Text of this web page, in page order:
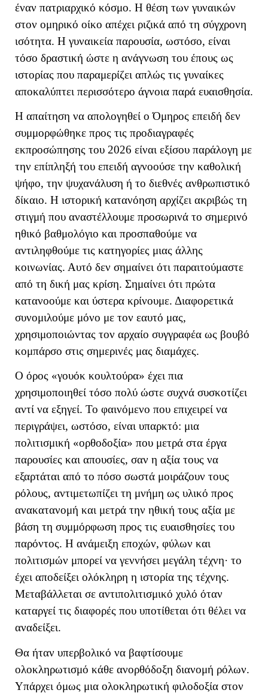
έναν πατριαρχικό κόσμο. Η θέση των γυναικών
στον ομηρικό οίκο απέχει ριζικά από τη σύγχρονη
ισότητα. Η γυναικεία παρουσία, ωστόσο, είναι
τόσο δραστική ώστε η ανάγνωση του έπους ως
ιστορίας που παραμερίζει απλώς τις γυναίκες
αποκαλύπτει περισσότερο άγνοια παρά ευαισθησία.
Η απαίτηση να απολογηθεί ο Όμηρος επειδή δεν
συμμορφώθηκε προς τις προδιαγραφές
εκπροσώπησης του 2026 είναι εξίσου παράλογη με
την επίπληξή του επειδή αγνοούσε την καθολική
ψήφο, την ψυχανάλυση ή το διεθνές ανθρωπιστικό
δίκαιο. Η ιστορική κατανόηση αρχίζει ακριβώς τη
στιγμή που αναστέλλουμε προσωρινά το σημερινό
ηθικό βαθμολόγιο και προσπαθούμε να
αντιληφθούμε τις κατηγορίες μιας άλλης
κοινωνίας. Αυτό δεν σημαίνει ότι παραιτούμαστε
από τη δική μας κρίση. Σημαίνει ότι πρώτα
κατανοούμε και ύστερα κρίνουμε. Διαφορετικά
συνομιλούμε μόνο με τον εαυτό μας,
χρησιμοποιώντας τον αρχαίο συγγραφέα ως βουβό
κομπάρσο στις σημερινές μας διαμάχες.
Ο όρος «γουόκ κουλτούρα» έχει πια
χρησιμοποιηθεί τόσο πολύ ώστε συχνά συσκοτίζει
αντί να εξηγεί. Το φαινόμενο που επιχειρεί να
περιγράψει, ωστόσο, είναι υπαρκτό: μια
πολιτισμική «ορθοδοξία» που μετρά στα έργα
παρουσίες και απουσίες, σαν η αξία τους να
εξαρτάται από το πόσο σωστά μοιράζουν τους
ρόλους, αντιμετωπίζει τη μνήμη ως υλικό προς
ανακατανομή και μετρά την ηθική τους αξία με
βάση τη συμμόρφωση προς τις ευαισθησίες του
παρόντος. Η ανάμειξη εποχών, φύλων και
πολιτισμών μπορεί να γεννήσει μεγάλη τέχνη· το
έχει αποδείξει ολόκληρη η ιστορία της τέχνης.
Μεταβάλλεται σε αντιπολιτισμικό χυλό όταν
καταργεί τις διαφορές που υποτίθεται ότι θέλει να
αναδείξει.
Θα ήταν υπερβολικό να βαφτίσουμε
ολοκληρωτισμό κάθε ανορθόδοξη διανομή ρόλων.
Υπάρχει όμως μια ολοκληρωτική φιλοδοξία στον